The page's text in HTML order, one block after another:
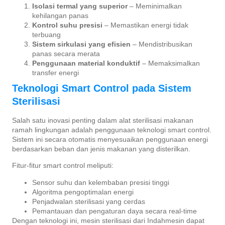
Isolasi termal yang superior– Meminimalkan
kehilangan panas
Kontrol suhu presisi – Memastikan energi tidak
terbuang
Sistem sirkulasi yang efisien – Mendistribusikan
panas secara merata
Penggunaan material konduktif – Memaksimalkan
transfer energi
Teknologi Smart Control pada Sistem
Sterilisasi
Salah satu inovasi penting dalam alat sterilisasi makanan
ramah lingkungan adalah penggunaan teknologi smart control.
Sistem ini secara otomatis menyesuaikan penggunaan energi
berdasarkan beban dan jenis makanan yang disterilkan.
Fitur-fitur smart control meliputi:
Sensor suhu dan kelembaban presisi tinggi
Algoritma pengoptimalan energi
Penjadwalan sterilisasi yang cerdas
Pemantauan dan pengaturan daya secara real-time
Dengan teknologi ini, mesin sterilisasi dari Indahmesin dapat